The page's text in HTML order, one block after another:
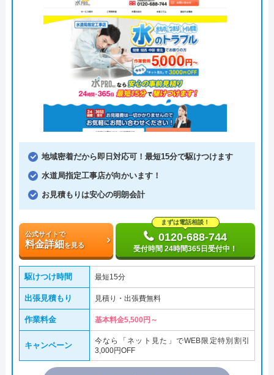
地域密着だから即日対応可！最短15分で駆けつけます
水道局指定工事店が向かいます！
お見積もりは安心の明朗会計
公式サイトで
料金詳細を見る
まずは電話相談！
0120-688-744
受付時間 24時間365日受付中！
駆けつけ時間 最短15分
出張見積もり 見積り・出張費無料
作業料金 基本料金5,500円～
キャンペーン
今なら「ネット見た」でWEB限定特別割引
3,000円OFF